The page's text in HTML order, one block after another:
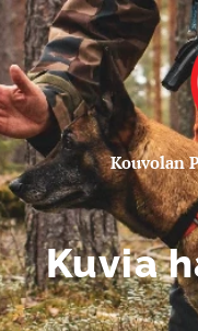
Kouvolan
Kuvia